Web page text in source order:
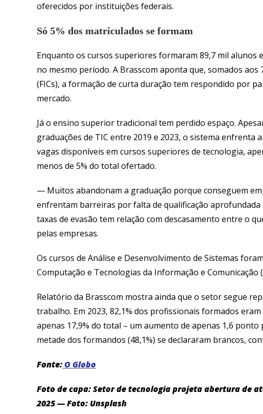
oferecidos por instituições federais.
Só 5% dos matriculados se formam
Enquanto os cursos superiores formaram 89,7 mil alunos
no mesmo período. A Brasscom aponta que, somados
(FICs), a formação de curta duração tem respondido por
mercado.
Já o ensino superior tradicional tem perdido espaço.
graduações de TIC entre 2019 e 2023, o sistema enfrenta
vagas disponíveis em cursos superiores de tecnologia,
menos de 5% do total ofertado.
— Muitos abandonam a graduação porque conseguem
enfrentam barreiras por falta de qualificação
taxas de evasão tem relação com descasamento entre o
pelas empresas.
Os cursos de Análise e Desenvolvimento de Sistemas
Computação e Tecnologias da Informação e Comunicação
Relatório da Brasscom mostra ainda que o setor segue
trabalho. Em 2023, 82,1% dos profissionais formados
apenas 17,9% do total – um aumento de apenas 1,6
metade dos formandos (48,1%) se declararam brancos,
Fonte:O Globo
Foto de capa: Setor de tecnologia projeta abertura de
2025 — Foto: Unsplash